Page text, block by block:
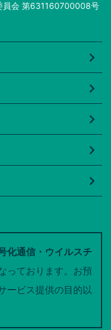
員会 第631160700008号
化通信・ウイルスチ
っております。お預
ービス提供の目的以